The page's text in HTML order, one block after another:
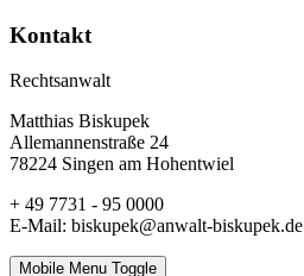
Kontakt
Rechtsanwalt
Matthias Biskupek
Allemannenstraße 24
78224 Singen am Hohentwiel
+ 49 7731 - 95 0000
E-Mail: biskupek@anwalt-biskupek.de
Mobile Menu Toggle